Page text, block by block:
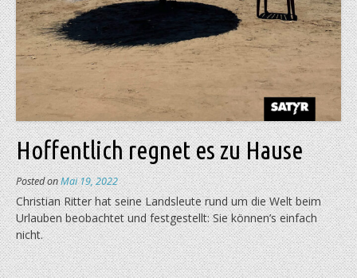
Hoffentlich regnet es zu Hause
Posted onMai 19, 2022
Christian Ritter hat seine Landsleute rund um die Welt beim
Urlauben beobachtet und festgestellt: Sie können’s einfach
nicht.